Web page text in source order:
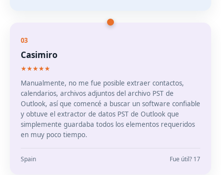
03
Casimiro
★★★★★
Manualmente, no me fue posible extraer contactos,
calendarios, archivos adjuntos del archivo PST de
Outlook, así que comencé a buscar un software confiable
y obtuve el extractor de datos PST de Outlook que
simplemente guardaba todos los elementos requeridos
en muy poco tiempo.
Spain Fue útil? 17